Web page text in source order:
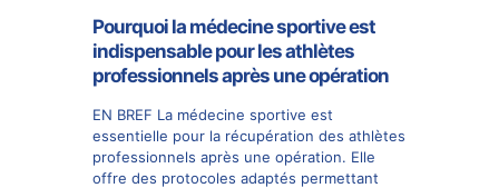
Pourquoi la médecine sportive est
indispensable pour les athlètes
professionnels après une opération
EN BREF La médecine sportive est
essentielle pour la récupération des athlètes
professionnels après une opération. Elle
offre des protocoles adaptés permettant